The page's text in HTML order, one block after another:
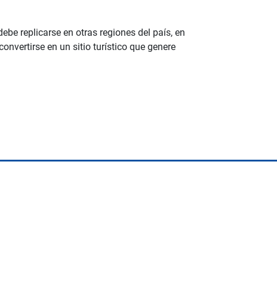
replicarse en otras regiones del país, en
en un sitio turístico que genere